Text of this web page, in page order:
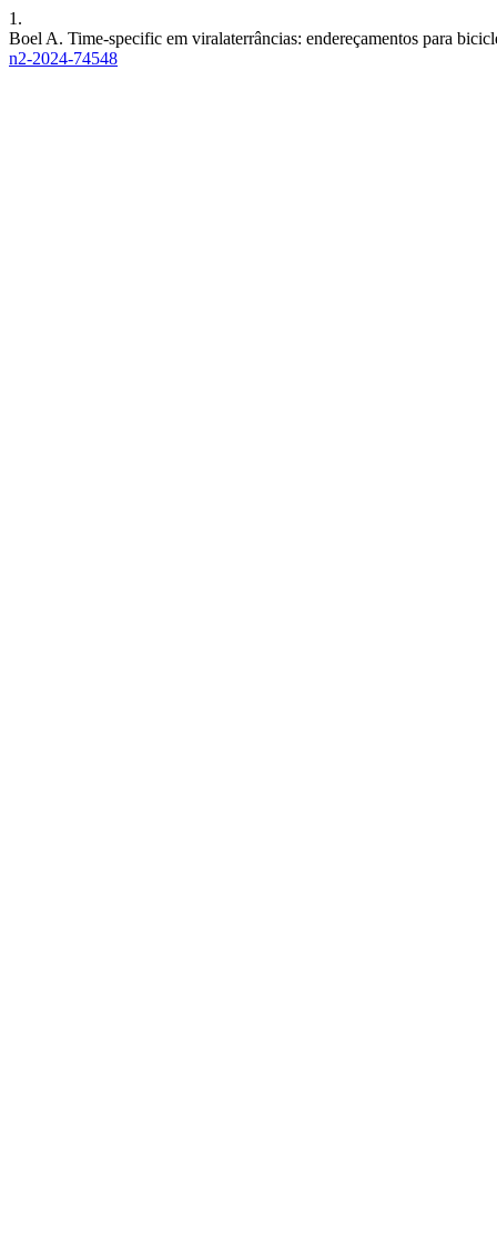
1.
Boel A. Time-specific em viralaterrâncias: endereçamentos para
n2-2024-74548